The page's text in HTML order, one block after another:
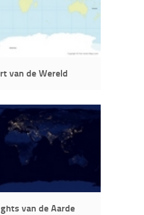
van de Wereld
van de Aarde